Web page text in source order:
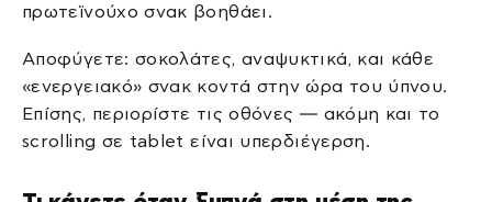
πρωτεϊνούχο σνακ βοηθάει.
Αποφύγετε: σοκολάτες, αναψυκτικά, και κάθε
«ενεργειακό» σνακ κοντά στην ώρα του ύπνου.
Επίσης, περιορίστε τις οθόνες — ακόμη και το
scrolling σε tablet είναι υπερδιέγερση.